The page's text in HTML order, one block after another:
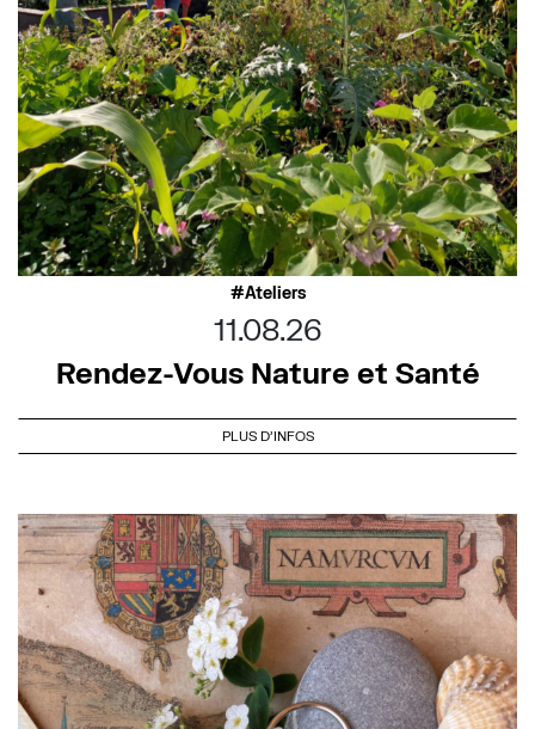
Ateliers
11.08.26
Rendez-Vous Nature et Santé
PLUS D'INFOS